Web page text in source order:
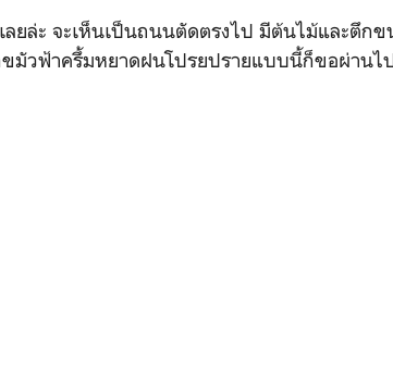
ยล่ะ จะเห็นเป็นถนนตัดตรงไป มีต้นไม้และตึกข
มัวฟ้าครึ้มหยาดฝนโปรยปรายแบบนี้ก็ขอผ่านไ